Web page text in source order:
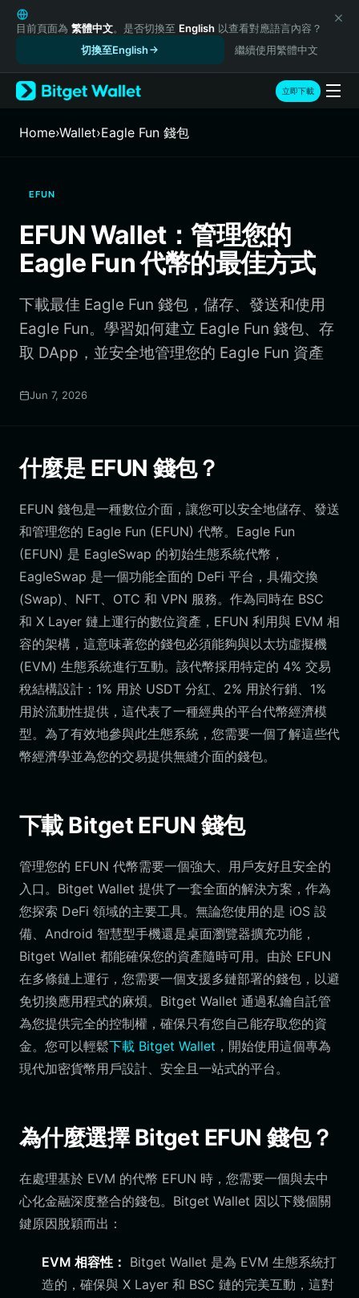
English
日本語
Русский
Español (Latinoamérica)
Türkçe
Italiano
繁體中文
Português (Portugal)
Bahasa Indonesia
ภาษาไทย
Español
Português (Brasil)
Español (Argentina)
目前頁面為 繁體中文。是否切換至 English 以查看對應語言內容？
切換至English
繼續使用繁體中文
立即下載
Home›Wallet›Eagle Fun 錢包
EFUN
EFUN Wallet：管理您的
Eagle Fun 代幣的最佳方式
下載最佳 Eagle Fun 錢包，儲存、發送和使用
Eagle Fun。學習如何建立 Eagle Fun 錢包、存
取 DApp，並安全地管理您的 Eagle Fun 資產
Jun 7, 2026
什麼是 EFUN 錢包？
EFUN 錢包是一種數位介面，讓您可以安全地儲存、發送
和管理您的 Eagle Fun (EFUN) 代幣。Eagle Fun
(EFUN) 是 EagleSwap 的初始生態系統代幣，
EagleSwap 是一個功能全面的 DeFi 平台，具備交換
(Swap)、NFT、OTC 和 VPN 服務。作為同時在 BSC
和 X Layer 鏈上運行的數位資產，EFUN 利用與 EVM 相
容的架構，這意味著您的錢包必須能夠與以太坊虛擬機
(EVM) 生態系統進行互動。該代幣採用特定的 4% 交易
稅結構設計：1% 用於 USDT 分紅、2% 用於行銷、1%
用於流動性提供，這代表了一種經典的平台代幣經濟模
型。為了有效地參與此生態系統，您需要一個了解這些代
幣經濟學並為您的交易提供無縫介面的錢包。
下載 Bitget EFUN 錢包
管理您的 EFUN 代幣需要一個強大、用戶友好且安全的
入口。Bitget Wallet 提供了一套全面的解決方案，作為
您探索 DeFi 領域的主要工具。無論您使用的是 iOS 設
備、Android 智慧型手機還是桌面瀏覽器擴充功能，
Bitget Wallet 都能確保您的資產隨時可用。由於 EFUN
在多條鏈上運行，您需要一個支援多鏈部署的錢包，以避
免切換應用程式的麻煩。Bitget Wallet 通過私鑰自託管
為您提供完全的控制權，確保只有您自己能存取您的資
金。您可以輕鬆下載 Bitget Wallet ，開始使用這個專為
現代加密貨幣用戶設計、安全且一站式的平台。
為什麼選擇 Bitget EFUN 錢包？
在處理基於 EVM 的代幣 EFUN 時，您需要一個與去中
心化金融深度整合的錢包。Bitget Wallet 因以下幾個關
鍵原因脫穎而出：
EVM 相容性： Bitget Wallet 是為 EVM 生態系統打
造的，確保與 X Layer 和 BSC 鏈的完美互動，這對